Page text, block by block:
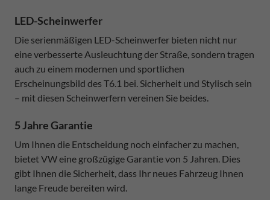
LED-Scheinwerfer
Die serienmäßigen LED-Scheinwerfer bieten nicht nur
eine verbesserte Ausleuchtung der Straße, sondern tragen
auch zu einem modernen und sportlichen
Erscheinungsbild des T6.1 bei. Sicherheit und Stylisch sein
– mit diesen Scheinwerfern vereinen Sie beides.
5 Jahre Garantie
Um Ihnen die Entscheidung noch einfacher zu machen,
bietet VW eine großzügige Garantie von 5 Jahren. Dies
gibt Ihnen die Sicherheit, dass Ihr neues Fahrzeug Ihnen
lange Freude bereiten wird.